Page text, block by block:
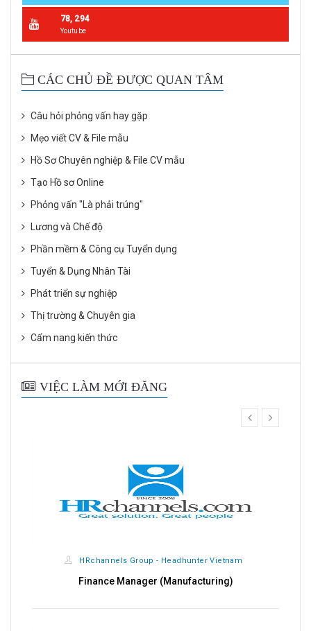
78, 294
Youtube
CÁC CHỦ ĐỀ ĐƯỢC QUAN TÂM
Câu hỏi phỏng vấn hay gặp
Mẹo viết CV & File mẫu
Hồ Sơ Chuyên nghiệp & File CV mẫu
Tạo Hồ sơ Online
Phỏng vấn "Là phải trúng"
Lương và Chế độ
Phần mềm & Công cụ Tuyển dụng
Tuyển & Dụng Nhân Tài
Phát triển sự nghiệp
Thị trường & Chuyên gia
Cẩm nang kiến thức
VIỆC LÀM MỚI ĐĂNG
HRchannels Group - Headhunter Vietnam
Finance Manager (Manufacturing)
prev